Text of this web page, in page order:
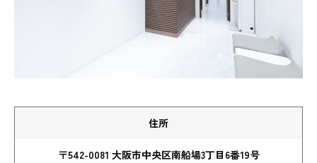
住所
〒542-0081 大阪市中央区南船場3丁目6番19号